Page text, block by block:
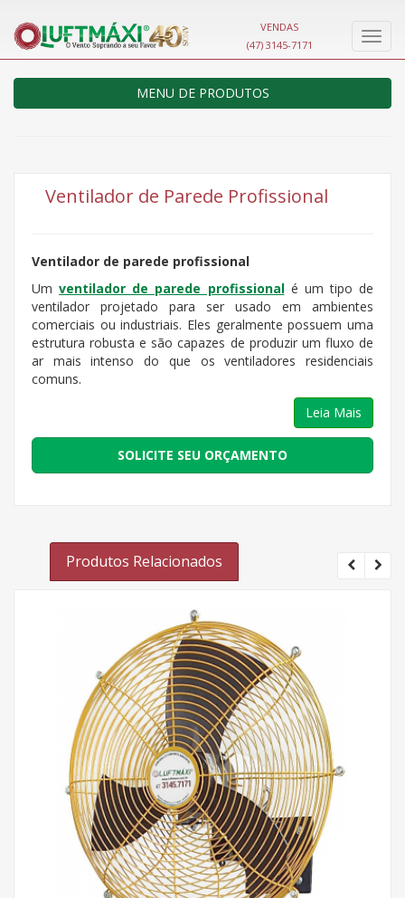
VENDAS
(47) 3145-7171
MENU DE PRODUTOS
Ventilador de Parede Profissional
Ventilador de parede profissional
Umventilador de parede profissionalé um tipo de
ventilador projetado para ser usado em ambientes
comerciais ou industriais. Eles geralmente possuem uma
estrutura robusta e são capazes de produzir um fluxo de
ar mais intenso do que os ventiladores residenciais
comuns.
Leia Mais
SOLICITE SEU ORÇAMENTO
Produtos Relacionados